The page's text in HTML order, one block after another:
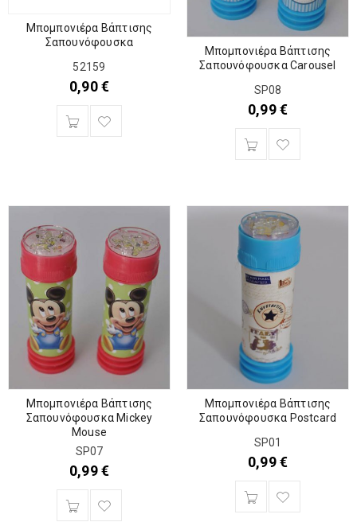
Μπομπονιέρα Βάπτισης
Σαπουνόφουσκα
52159
0,90€
Μπομπονιέρα Βάπτισης
Σαπουνόφουσκα Carousel
SP08
0,99€
Μπομπονιέρα Βάπτισης
Σαπουνόφουσκα Mickey
Mouse
SP07
0,99€
Μπομπονιέρα Βάπτισης
Σαπουνόφουσκα Postcard
SP01
0,99€